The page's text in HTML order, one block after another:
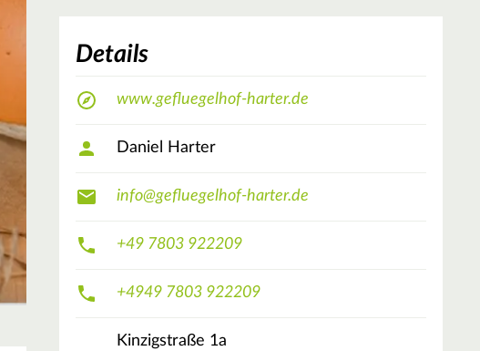
Details
www.gefluegelhof-harter.de
Daniel Harter
info@gefluegelhof-harter.de
+49 7803 922209
+4949 7803 922209
Kinzigstraße 1a